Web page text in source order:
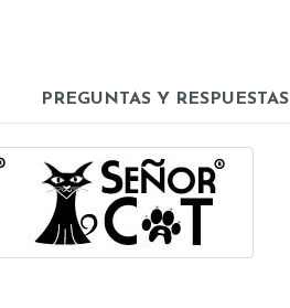
PREGUNTAS Y RESPUESTAS